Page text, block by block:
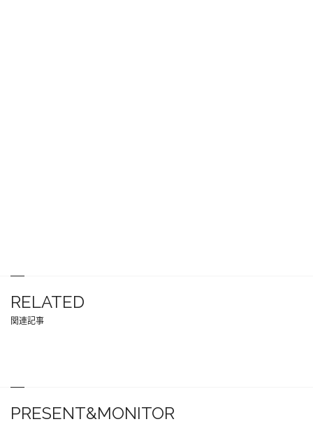
RELATED
関連記事
PRESENT&MONITOR